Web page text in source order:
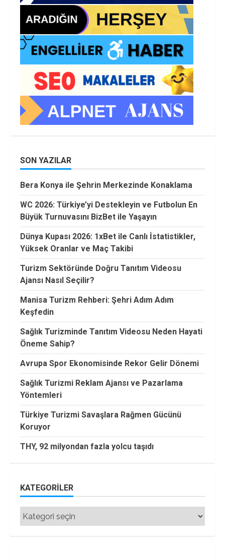
SON YAZILAR
Bera Konya ile Şehrin Merkezinde Konaklama
WC 2026: Türkiye’yi Destekleyin ve Futbolun En
Büyük Turnuvasını BizBet ile Yaşayın
Dünya Kupası 2026: 1xBet ile Canlı İstatistikler,
Yüksek Oranlar ve Maç Takibi
Turizm Sektöründe Doğru Tanıtım Videosu
Ajansı Nasıl Seçilir?
Manisa Turizm Rehberi: Şehri Adım Adım
Keşfedin
Sağlık Turizminde Tanıtım Videosu Neden Hayati
Öneme Sahip?
Avrupa Spor Ekonomisinde Rekor Gelir Dönemi
Sağlık Turizmi Reklam Ajansı ve Pazarlama
Yöntemleri
Türkiye Turizmi Savaşlara Rağmen Gücünü
Koruyor
THY, 92 milyondan fazla yolcu taşıdı
KATEGORILER
Kategoriler